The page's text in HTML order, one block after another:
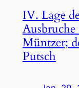
IV. Lage
Müntzer;
Putsch